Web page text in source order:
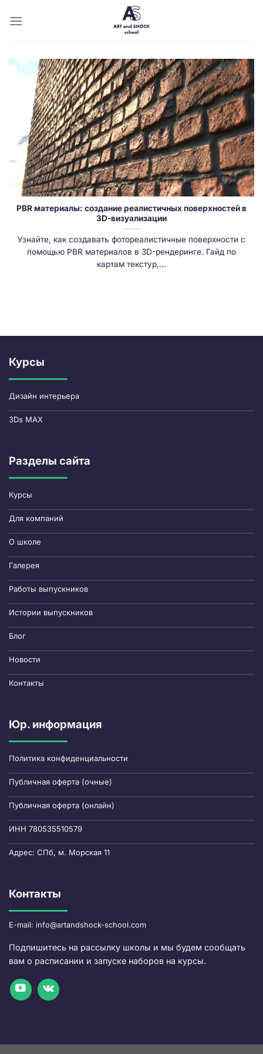
PBR материалы: создание реалистичных поверхностей в
3D-визуализации
Узнайте, как создавать фотореалистичные поверхности с
помощью PBR материалов в 3D-рендеринге. Гайд по
картам текстур,...
Курсы
Дизайн интерьера
3Ds MAX
Разделы сайта
Курсы
Для компаний
О школе
Галерея
Работы выпускников
Истории выпускников
Блог
Новости
Контакты
Юр. информация
Политика конфиденциальности
Публичная оферта (очные)
Публичная оферта (онлайн)
ИНН 780535510579
Адрес: СПб, м. Морская 11
Контакты
E-mail: info@artandshock-school.com
Подпишитесь на рассылку школы и мы будем сообщать
вам о расписании и запуске наборов на курсы.